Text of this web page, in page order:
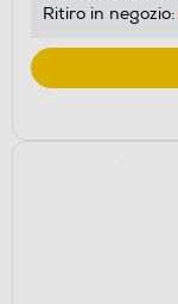
Ritiro in negozio: